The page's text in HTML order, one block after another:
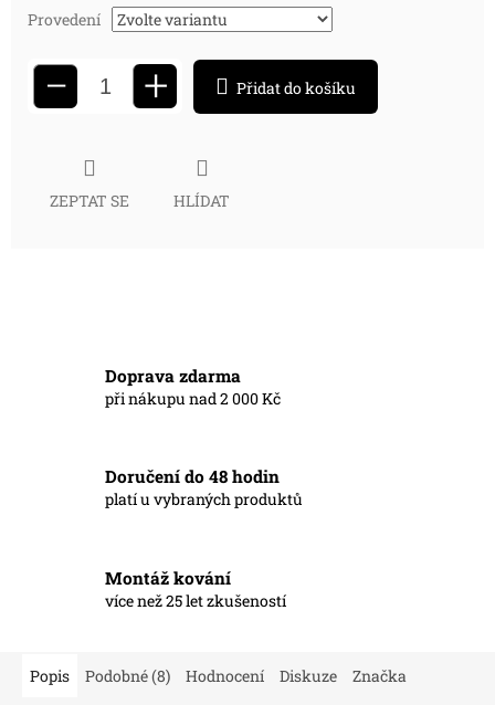
Provedení
− + Přidat do košíku
ZEPTAT SE HLÍDAT
Doprava zdarma
při nákupu nad 2 000 Kč
Doručení do 48 hodin
platí u vybraných produktů
Montáž kování
více než 25 let zkušeností
Popis Podobné (8) Hodnocení Diskuze Značka